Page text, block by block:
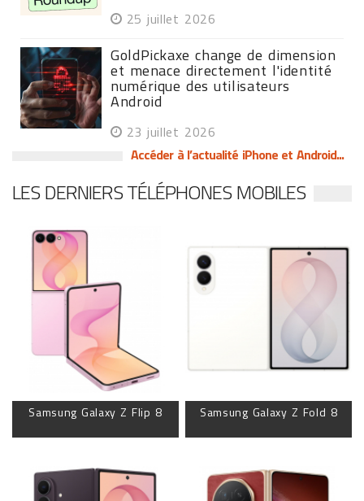
25 juillet 2026
GoldPickaxe change de dimension
et menace directement l'identité
numérique des utilisateurs
Android
23 juillet 2026
Accéder à l’actualité iPhone et Android...
LES DERNIERS TÉLÉPHONES MOBILES
Samsung Galaxy Z Flip 8 Samsung Galaxy Z Fold 8